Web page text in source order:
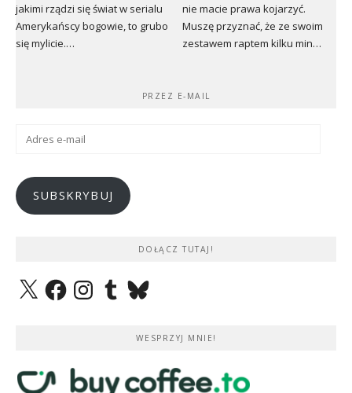
jakimi rządzi się świat w serialu
Amerykańscy bogowie, to grubo
się mylicie.…
nie macie prawa kojarzyć.
Muszę przyznać, że ze swoim
zestawem raptem kilku min…
PRZEZ E-MAIL
Adres
SUBSKRYBUJ
DOŁĄCZ TUTAJ!
X FacebookInstagramTumblrBluesky
WESPRZYJ MNIE!